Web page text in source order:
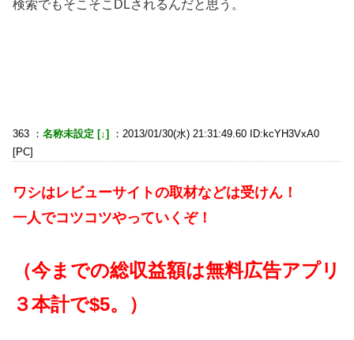
検索でもそこそこDLされるんだと思う。
363 ： 名称未設定 [↓]
：2013/01/30(水) 21:31:49.60 ID:kcYH3VxA0
[PC]
ワシはレビューサイトの取材などは受けん！
一人でコツコツやっていくぞ！
（今までの総収益額は無料広告アプリ
３本計で$5。）